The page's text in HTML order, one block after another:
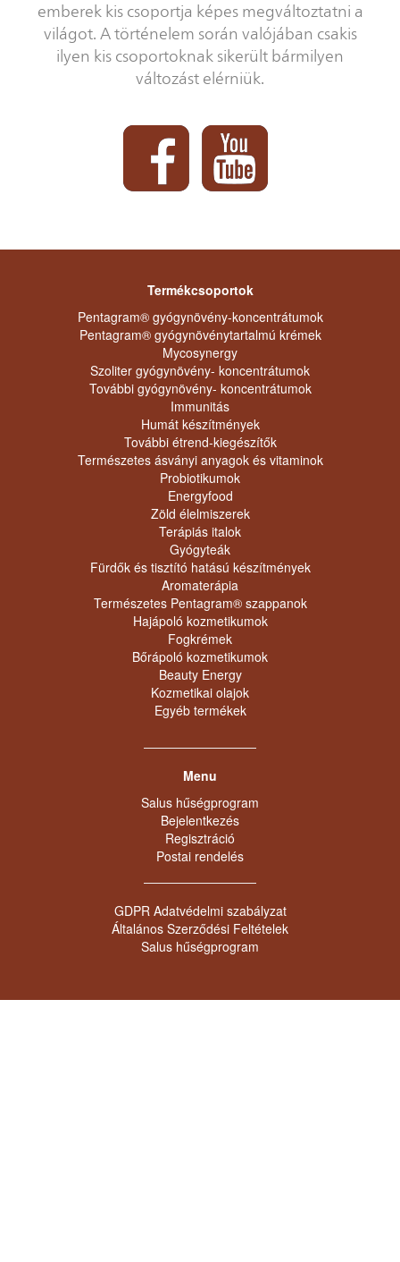
emberek kis csoportja képes megváltoztatni a
világot. A történelem során valójában csakis
ilyen kis csoportoknak sikerült bármilyen
változást elérniük.
Termékcsoportok
Pentagram® gyógynövény-koncentrátumok
Pentagram® gyógynövénytartalmú krémek
Mycosynergy
Szoliter gyógynövény- koncentrátumok
További gyógynövény- koncentrátumok
Immunitás
Humát készítmények
További étrend-kiegészítők
Természetes ásványi anyagok és vitaminok
Probiotikumok
Energyfood
Zöld élelmiszerek
Terápiás italok
Gyógyteák
Fürdők és tisztító hatású készítmények
Aromaterápia
Természetes Pentagram® szappanok
Hajápoló kozmetikumok
Fogkrémek
Bőrápoló kozmetikumok
Beauty Energy
Kozmetikai olajok
Egyéb termékek
Menu
Salus hűségprogram
Bejelentkezés
Regisztráció
Postai rendelés
GDPR Adatvédelmi szabályzat
Általános Szerződési Feltételek
Salus hűségprogram